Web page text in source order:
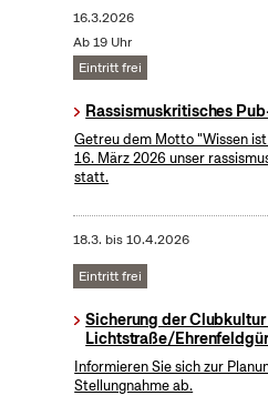
16.3.2026
Ab 19 Uhr
Eintritt frei
Rassismuskritisches
Getreu dem Motto "Wissen
16. März 2026 unser
statt.
18.3. bis10.4.2026
Eintritt frei
Sicherung der
Lichtstraße/
Informieren Sie sich zur
Stellungnahme ab.